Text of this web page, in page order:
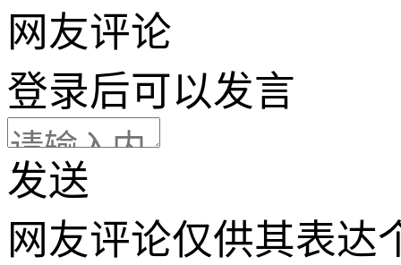
网友评论
登录后可以发言
发送
网友评论仅供其表达